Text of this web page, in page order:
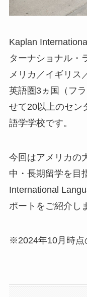
Kaplan
ターナショナル・
メリカ／イギリス
英語圏3ヵ国（フ
せて20以上のセン
語学学校です。
今回はアメリカの
中・長期留学を目
International
ポートをご紹介し
※2024年10月時点